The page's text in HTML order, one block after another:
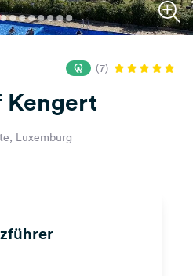
(7)
Kengert
Luxemburg